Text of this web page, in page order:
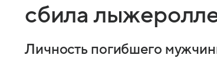
сбила
Личность погибшего